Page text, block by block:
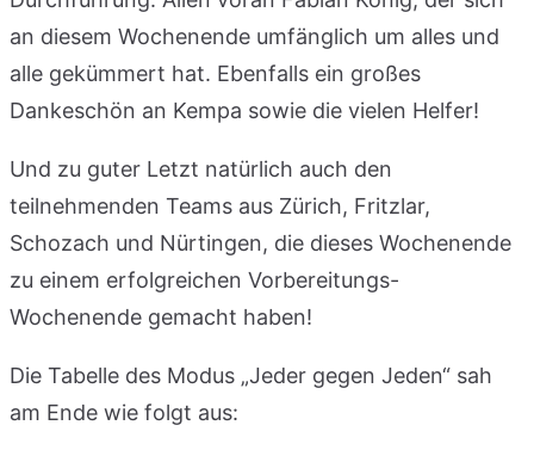
an diesem Wochenende umfänglich um alles und
alle gekümmert hat. Ebenfalls ein großes
Dankeschön an Kempa sowie die vielen Helfer!
Und zu guter Letzt natürlich auch den
teilnehmenden Teams aus Zürich, Fritzlar,
Schozach und Nürtingen, die dieses Wochenende
zu einem erfolgreichen Vorbereitungs-
Wochenende gemacht haben!
Die Tabelle des Modus „Jeder gegen Jeden“ sah
am Ende wie folgt aus: